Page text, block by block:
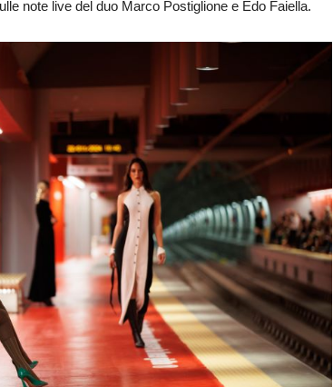
note live del duo Marco Postiglione e Edo Faiella.